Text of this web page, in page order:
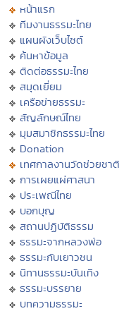
หน้าแรก
ทีมงานธรรมะไทย
แผนผังเว็บไซต์
ค้นหาข้อมูล
ติดต่อธรรมะไทย
สมุดเยี่ยม
เครือข่ายธรรมะ
สัญลักษณ์ไทย
มุมสมาชิกธรรมะไทย
Donation
เทศกาลงานวัดช่วยชาติ
การเผยแผ่ศาสนา
ประเพณีไทย
บอกบุญ
สถานปฏิบัติธรรม
ธรรมะจากหลวงพ่อ
ธรรมะกับเยาวชน
นิทานธรรมะบันเทิง
ธรรมะบรรยาย
บทความธรรมะ